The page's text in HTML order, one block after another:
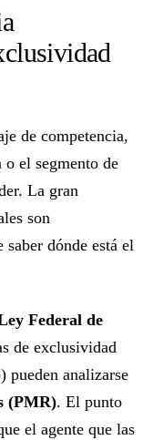
de competencia,
el segmento de
La gran
son
dónde está el
Federal de
de exclusividad
pueden analizarse
(PMR). El punto
el agente que las